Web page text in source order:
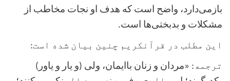
بازمی‌دارد، واضح است که هدف او نجات مخاطب از
مشکلات و بدبختی‌ها است.
این مطلب در قرآنکریم چنین بیان شده است:
ترجمه :
«مردان و زنان باایمان، ولی (و یار و یاور)